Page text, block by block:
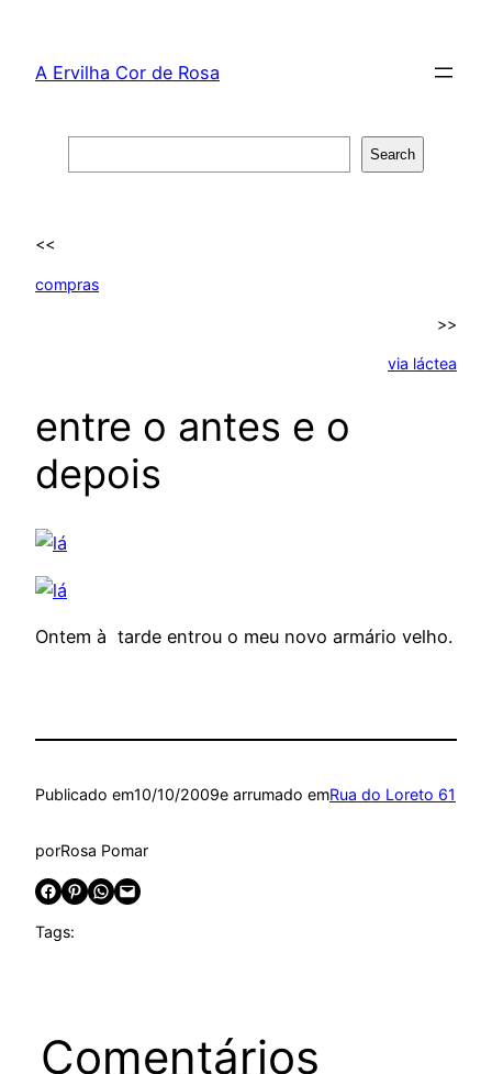
content
A Ervilha Cor de Rosa
Search
<<
compras
>>
via láctea
entre o antes e o
depois
Ontem à tarde entrou o meu novo armário velho.
Publicado em10/10/2009e arrumado emRua do Loreto 61
porRosa Pomar
Share on Facebook Share on Pinterest Share on WhatsApp Email this Page
Tags:
Comentários